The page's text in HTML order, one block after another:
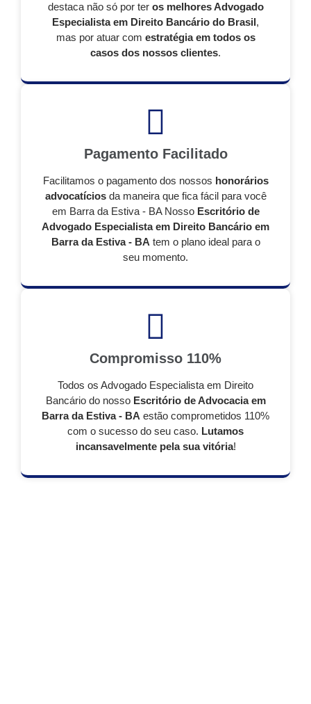
destaca não só por ter os melhores Advogado
Especialista em Direito Bancário do Brasil,
mas por atuar com estratégia em todos os
casos dos nossos clientes.
Pagamento Facilitado
Facilitamos o pagamento dos nossos honorários
advocatíciosda maneira que fica fácil para você
em Barra da Estiva - BA Nosso Escritório de
Advogado Especialista em Direito Bancário em
Barra da Estiva - BA tem o plano ideal para o
seu momento.
Compromisso 110%
Todos os Advogado Especialista em Direito
Bancário do nosso Escritório de Advocacia em
Barra da Estiva - BA estão comprometidos 110%
com o sucesso do seu caso. Lutamos
incansavelmente pela sua vitória!